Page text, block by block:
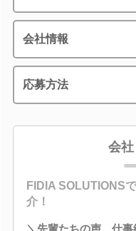
会社情報
応募方法
会
FIDIA SOLUTIONS
介！
＼先輩たちの声 仕事